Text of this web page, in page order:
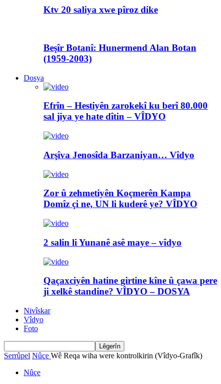
Ktv 20 saliya xwe pîroz dike
Beşîr Botanî: Hunermend Alan Botan
(1959-2003)
Dosya
Efrîn – Hestiyên zarokekî ku berî 80.000
sal jiya ye hate dîtin – VÎDYO
Arşîva Jenosîda Barzaniyan… Vîdyo
Zor û zehmetiyên Koçmerên Kampa
Domîz çi ne, UN li kuderê ye? VÎDYO
2 salin li Yunanê asê maye – vîdyo
Qaçaxciyên hatine girtine kîne û çawa pere
ji xelkê standine? VÎDYO – DOSYA
Nivîskar
Vîdyo
Foto
Serrûpel Nûçe Wê Reqa wiha were kontrolkirin (Vîdyo-Grafîk)
Nûçe